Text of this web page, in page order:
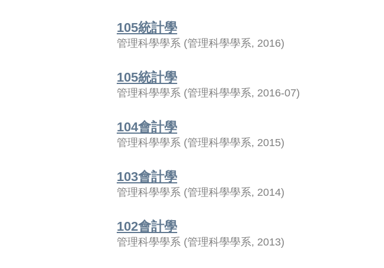
105統計學
管理科學學系 (管理科學學系, 2016)
105統計學
管理科學學系 (管理科學學系, 2016-07)
104會計學
管理科學學系 (管理科學學系, 2015)
103會計學
管理科學學系 (管理科學學系, 2014)
102會計學
管理科學學系 (管理科學學系, 2013)